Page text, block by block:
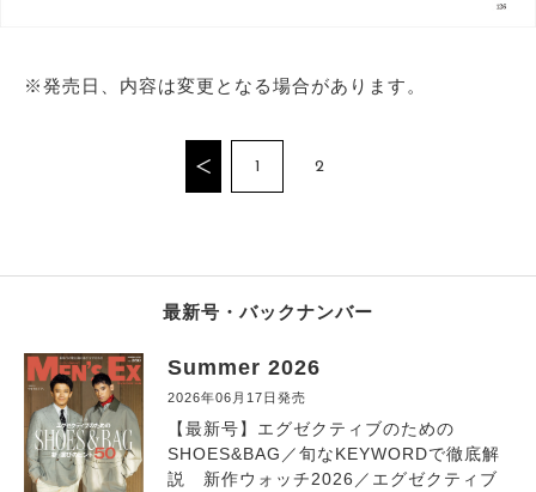
※発売日、内容は変更となる場合があります。
1 2
最新号・バックナンバー
Summer 2026
2026年06月17日発売
【最新号】エグゼクティブのための
SHOES&BAG／旬なKEYWORDで徹底解
説 新作ウォッチ2026／エグゼクティブ